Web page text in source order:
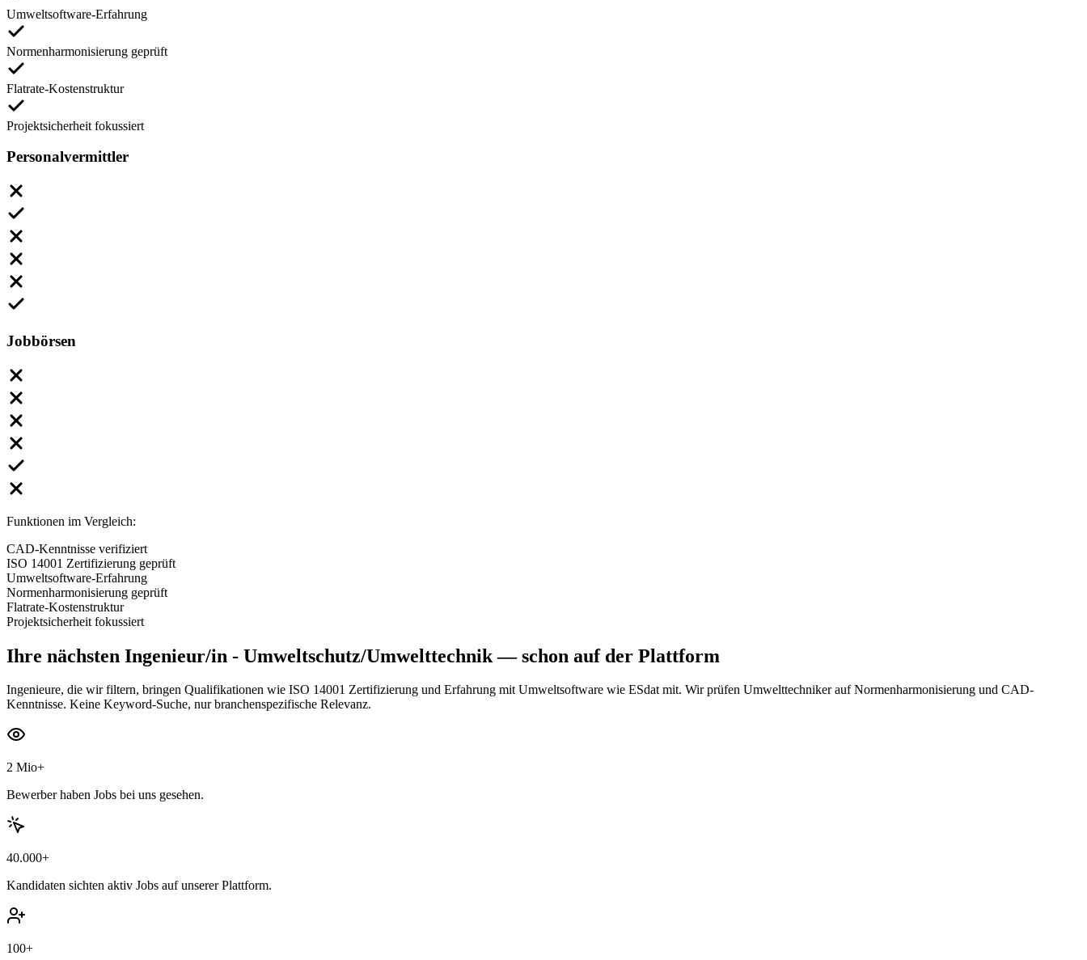
Umweltsoftware-Erfahrung
Normenharmonisierung geprüft
Flatrate-Kostenstruktur
Projektsicherheit fokussiert
Personalvermittler
Jobbörsen
Funktionen im Vergleich:
CAD-Kenntnisse verifiziert
ISO 14001 Zertifizierung geprüft
Umweltsoftware-Erfahrung
Normenharmonisierung geprüft
Flatrate-Kostenstruktur
Projektsicherheit fokussiert
Ihre nächsten Ingenieur/in - Umweltschutz/Umwelttechnik— schon auf der Plattform
Ingenieure, die wir filtern, bringen Qualifikationen wie ISO 14001 Zertifizierung und Erfahrung mit Umweltsoftware wie ESdat mit. Wir prüfen Umwelttechniker auf Normenharmonisierung und CAD-
Kenntnisse. Keine Keyword-Suche, nur branchenspezifische Relevanz.
2 Mio+
Bewerber haben Jobs bei uns gesehen.
40.000+
Kandidaten sichten aktiv Jobs auf unserer Plattform.
100+